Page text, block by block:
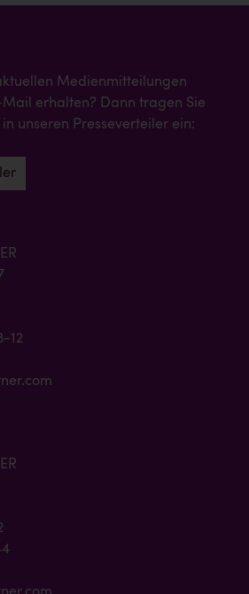
Medienmitteilungen
erhalten? Dann tragen Sie
unseren Presseverteiler ein:
12